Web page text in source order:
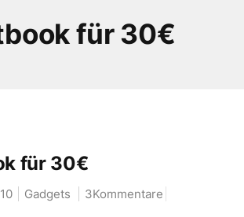
für 30€
für 30€
Gadgets 3Kommentare